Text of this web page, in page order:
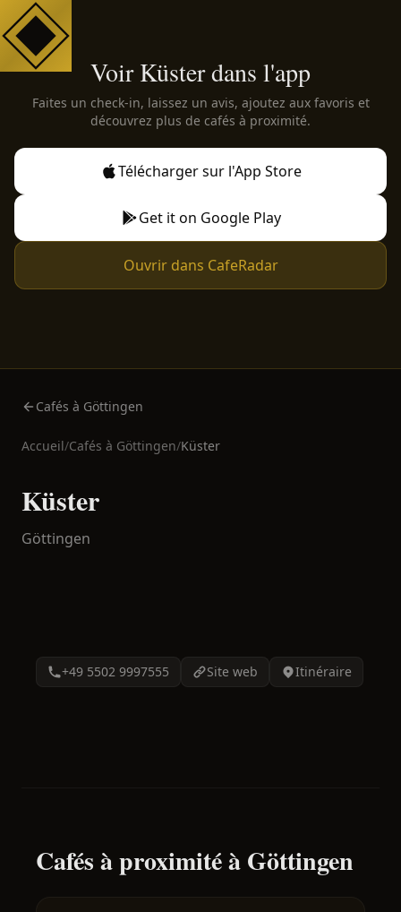
Voir Küster dans l'app
Faites un check-in, laissez un avis, ajoutez aux favoris et
découvrez plus de cafés à proximité.
Télécharger sur l'App Store
Get it on Google Play
Ouvrir dans CafeRadar
Cafés à Göttingen
Accueil/Cafés à Göttingen/Küster
Küster
Göttingen
+49 5502 9997555 Site web Itinéraire
Cafés à proximité à Göttingen